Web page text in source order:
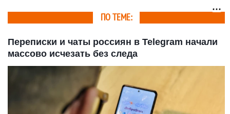
ПО ТЕМЕ:
Переписки и чаты россиян в Telegram начали
массово исчезать без следа